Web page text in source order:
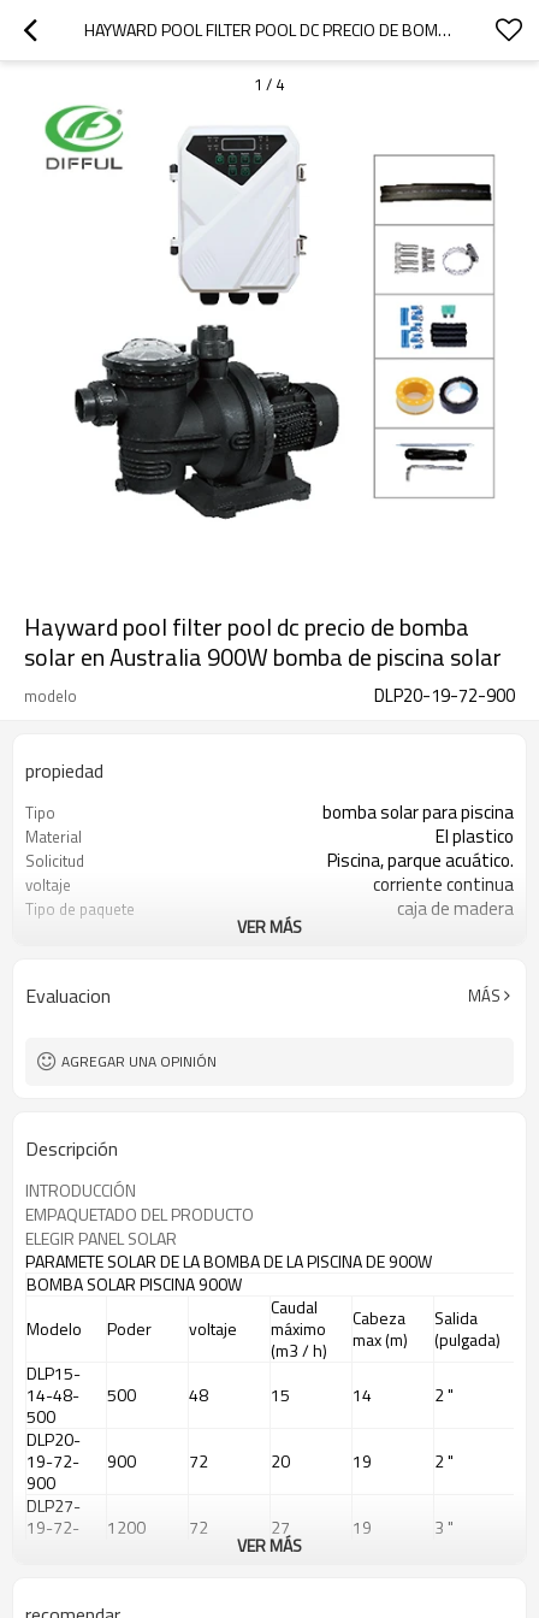
HAYWARD POOL FILTER POOL DC PRECIO DE BOMBA SOLAR EN AUSTRALIA 900W BOMBA DE PISCINA SOLAR
1 / 4
Hayward pool filter pool dc precio de bomba
solar en Australia 900W bomba de piscina solar
modelo DLP20-19-72-900
propiedad
Tipo bomba solar para piscina
Material El plastico
Solicitud Piscina, parque acuático.
voltaje corriente continua
Tipo de paquete caja de madera
CE, GS, RoHS
VER MÁS
Evaluacion MÁS
AGREGAR UNA OPINIÓN
Descripción
INTRODUCCIÓN
EMPAQUETADO DEL PRODUCTO
ELEGIR PANEL SOLAR
PARAMETE SOLAR DE LA BOMBA DE LA PISCINA DE 900W
BOMBA SOLAR PISCINA 900W
Modelo
Poder voltaje
Caudal
máximo
(m3 / h)
Cabeza
max (m)
Salida
(pulgada)
DLP15-
14-48-
500
500 48 15 14
2 "
DLP20-
19-72-
900
900 72 20 19
2 "
DLP27-
19-72-
1200 72 27 19
3 "
VER MÁS